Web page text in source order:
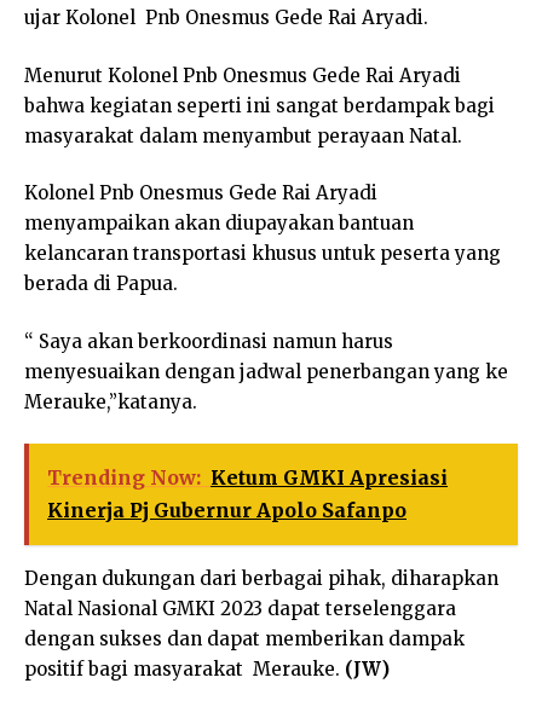
ujar Kolonel Pnb Onesmus Gede Rai Aryadi.
Menurut Kolonel Pnb Onesmus Gede Rai Aryadi
bahwa kegiatan seperti ini sangat berdampak bagi
masyarakat dalam menyambut perayaan Natal.
Kolonel Pnb Onesmus Gede Rai Aryadi
menyampaikan akan diupayakan bantuan
kelancaran transportasi khusus untuk peserta yang
berada di Papua.
“ Saya akan berkoordinasi namun harus
menyesuaikan dengan jadwal penerbangan yang ke
Merauke,”katanya.
Trending Now: Ketum GMKI Apresiasi
Kinerja Pj Gubernur Apolo Safanpo
Dengan dukungan dari berbagai pihak, diharapkan
Natal Nasional GMKI 2023 dapat terselenggara
dengan sukses dan dapat memberikan dampak
positif bagi masyarakat Merauke. (JW)